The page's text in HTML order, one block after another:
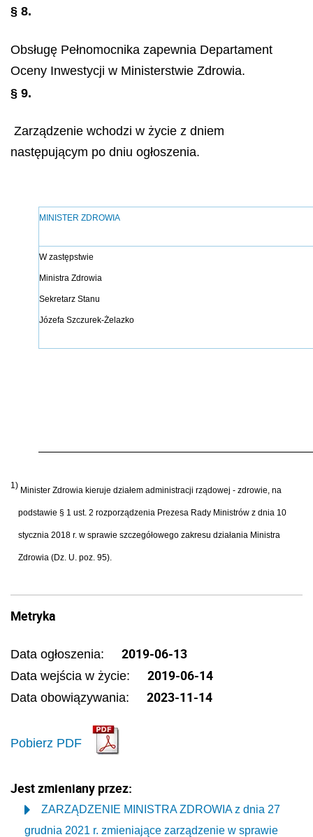
§ 8.
Obsługę Pełnomocnika zapewnia Departament
Oceny Inwestycji w Ministerstwie Zdrowia.
§ 9.
Zarządzenie wchodzi w życie z dniem
następującym po dniu ogłoszenia.
MINISTER ZDROWIA
W zastępstwie
Ministra Zdrowia
Sekretarz Stanu
Józefa Szczurek-Żelazko
1) Minister Zdrowia kieruje działem administracji rządowej - zdrowie, na
podstawie § 1 ust. 2 rozporządzenia Prezesa Rady Ministrów z dnia 10
stycznia 2018 r. w sprawie szczegółowego zakresu działania Ministra
Zdrowia (Dz. U. poz. 95).
Metryka
Data ogłoszenia: 2019-06-13
Data wejścia w życie: 2019-06-14
Data obowiązywania: 2023-11-14
Pobierz PDF
Jest zmieniany przez:
ZARZĄDZENIE MINISTRA ZDROWIA z dnia 27
grudnia 2021 r. zmieniające zarządzenie w sprawie